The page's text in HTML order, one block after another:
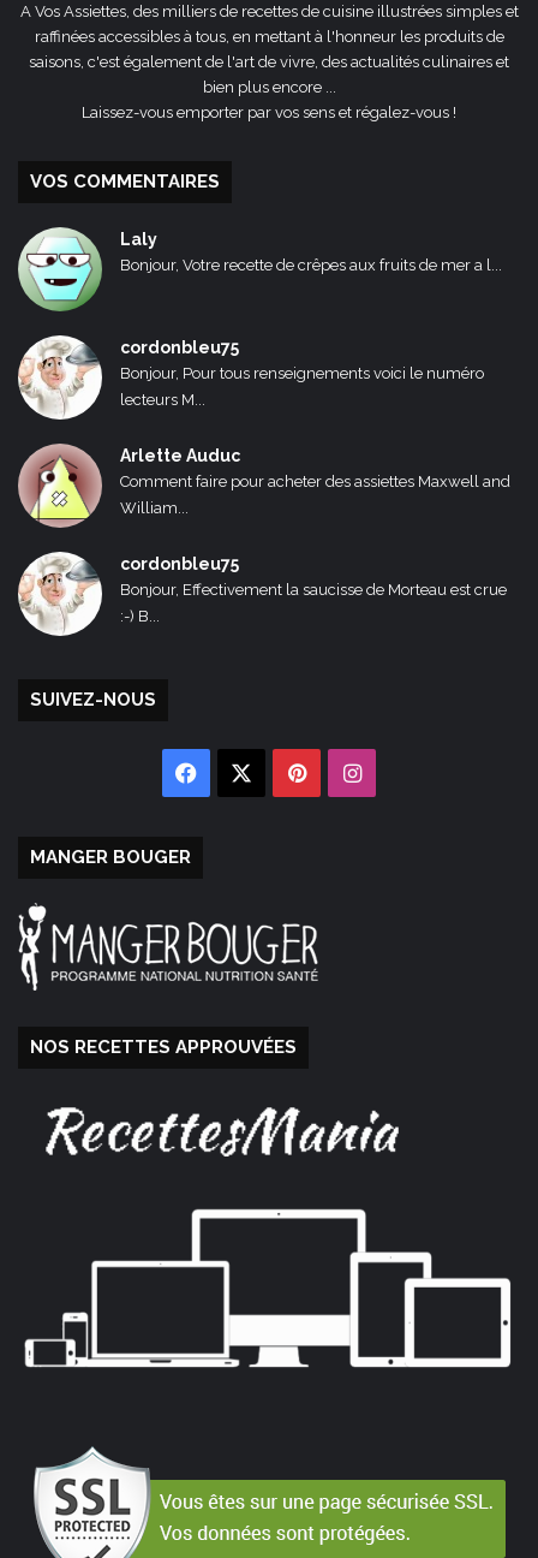
A Vos Assiettes, des milliers de recettes de cuisine illustrées simples et
raffinées accessibles à tous, en mettant à l'honneur les produits de
saisons, c'est également de l'art de vivre, des actualités culinaires et
bien plus encore ...
Laissez-vous emporter par vos sens et régalez-vous !
VOS COMMENTAIRES
Laly
Bonjour, Votre recette de crêpes aux fruits de mer a l...
cordonbleu75
Bonjour, Pour tous renseignements voici le numéro
lecteurs M...
Arlette Auduc
Comment faire pour acheter des assiettes Maxwell and
William...
cordonbleu75
Bonjour, Effectivement la saucisse de Morteau est crue
:-) B...
SUIVEZ-NOUS
Facebook PinterestInstagram
MANGER BOUGER
NOS RECETTES APPROUVÉES